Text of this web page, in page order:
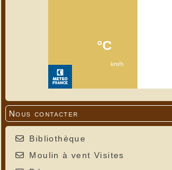
Nous contacter
Bibliothèque
Moulin à vent Visites